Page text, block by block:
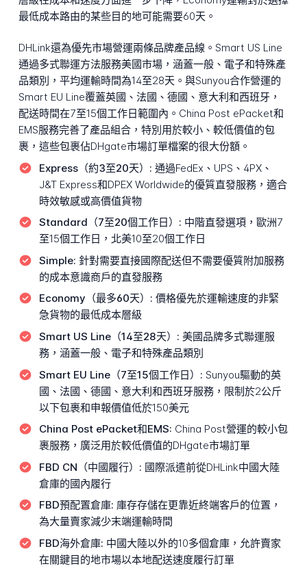
最低成本路由的某些目的地可能需要60天。
DHLink還為優先市場營運兩條品牌產品線。Smart US Line
通過多式聯運方法服務美國市場，涵蓋一般、電子和特殊產
品類別，平均運輸時間為14至28天。與Sunyou合作營運的
Smart EU Line覆蓋英國、法國、德國、意大利和西班牙，
配送時間在7至15個工作日範圍內。China Post ePacket和
EMS服務完善了產品組合，特別用於較小、較低價值的包
裹，這些包裹佔DHgate市場訂單檔案的很大份額。
Express（約3至20天）: 通過FedEx、UPS、4PX、
J&T Express和DPEX Worldwide的優質直發服務，適合
時效敏感或高價值貨物
Standard（7至20個工作日）: 中階直發選項，歐洲7
至15個工作日，北美10至20個工作日
Simple: 針對需要直接國際配送但不需要優質附加服務
的成本意識商戶的直發服務
Economy（最多60天）: 價格優先於運輸速度的非緊
急貨物的最低成本層級
Smart US Line（14至28天）: 美國品牌多式聯運服
務，涵蓋一般、電子和特殊產品類別
Smart EU Line（7至15個工作日）: Sunyou驅動的英
國、法國、德國、意大利和西班牙服務，限制於2公斤
以下包裹和申報價值低於150美元
China Post ePacket和EMS: China Post營運的較小包
裹服務，廣泛用於較低價值的DHgate市場訂單
FBD CN（中國履行）: 國際派遣前從DHLink中國大陸
倉庫的國內履行
FBD預配置倉庫: 庫存存儲在更靠近終端客戶的位置，
為大量賣家減少末端運輸時間
FBD海外倉庫: 中國大陸以外的10多個倉庫，允許賣家
在關鍵目的地市場以本地配送速度履行訂單